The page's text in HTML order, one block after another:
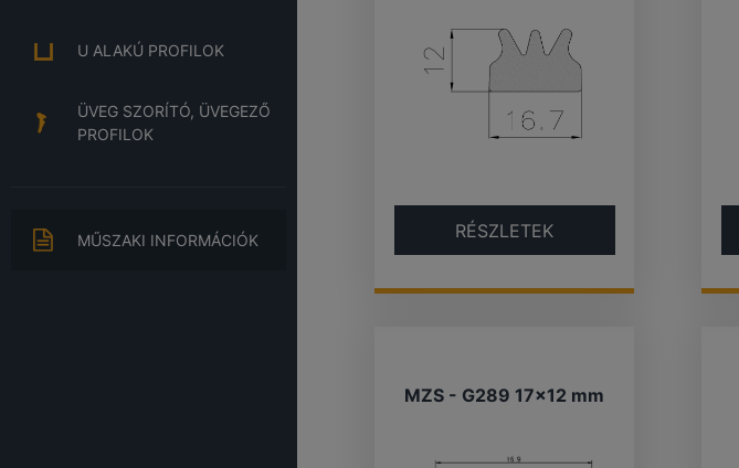
U ALAKÚ PROFILOK
ÜVEG SZORÍTÓ, ÜVEGEZŐ
PROFILOK
MŰSZAKI INFORMÁCIÓK RÉSZLETEK
MZS - G289 17×12 mm